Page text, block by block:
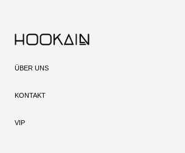
ÜBER UNS
KONTAKT
VIP